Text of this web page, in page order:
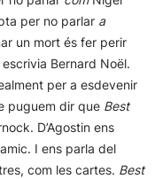
per no parlar a
un mort és fer perir
Bernard Noël.
per a esdevenir
puguem dir que Best
D’Agostin ens
I ens parla del
com les cartes. Best